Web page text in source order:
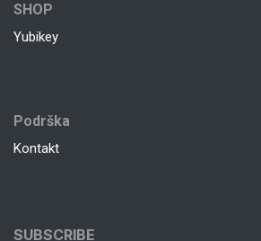
SHOP
Yubikey
Podrška
Kontakt
SUBSCRIBE